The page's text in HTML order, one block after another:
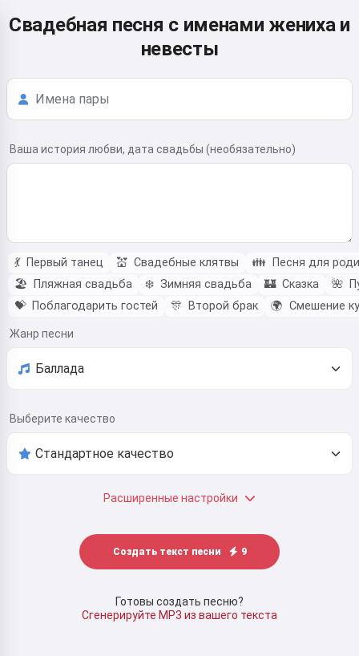
Свадебная песня с именами жениха и
невесты
Ваша история любви, дата свадьбы (необязательно)
💃 Первый танец 💒 Свадебные клятвы 👪 Песня для
🏖️
Пляжная свадьба ❄️ Зимняя свадьба 🏰 Сказка 🌺
💝 Поблагодарить гостей 🎊 Второй брак 🌍 Смешение
Жанр песни
Выберите качество
Расширенные настройки
Создать текст песни 9
Готовы создать песню?
Сгенерируйте MP3 из вашего текста